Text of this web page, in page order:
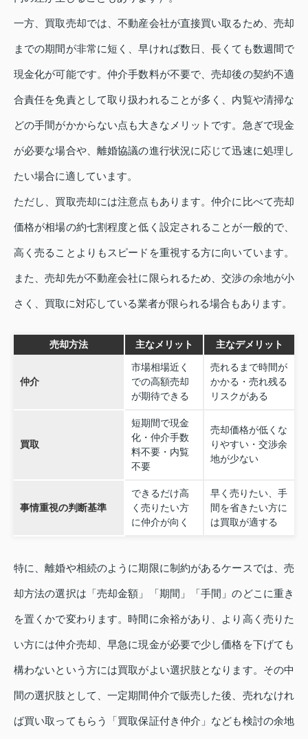
一方、買取売却では、不動産会社が直接買い取るため、売却
までの期間が非常に短く、早ければ数日、長くても数週間で
現金化が可能です。仲介手数料が不要で、売却後の契約不適
合責任を免責として取り扱われることが多く、内覧や清掃な
どの手間がかからない点も大きなメリットです。急ぎで現金
が必要な場合や、離婚協議の進行状況に応じて迅速に処理し
たい場合に適しています。
ただし、買取売却には注意点もあります。仲介に比べて売却
価格が相場の約七割程度と低く設定されることが一般的で、
高く売ることよりもスピードを重視する方に向いています。
また、売却先が不動産会社に限られるため、交渉の余地が小
さく、買取に対応している業者が限られる場合もあります。
売却方法 主なメリット 主なデメリット
仲介
市場相場近く
での高額売却
が期待できる
売れるまで時間が
かかる・売れ残る
リスクがある
買取
短期間で現金
化・仲介手数
料不要・内覧
不要
売却価格が低くな
りやすい・交渉余
地が少ない
事情重視の判断基準
できるだけ高
く売りたい方
に仲介が向く
早く売りたい、手
間を省きたい方に
は買取が適する
特に、離婚や相続のように期限に制約があるケースでは、売
却方法の選択は「売却金額」「期間」「手間」のどこに重き
を置くかで変わります。時間に余裕があり、より高く売りた
い方には仲介売却、早急に現金が必要で少し価格を下げても
構わないという方には買取がよい選択肢となります。その中
間の選択肢として、一定期間仲介で販売した後、売れなけれ
ば買い取ってもらう「買取保証付き仲介」なども検討の余地